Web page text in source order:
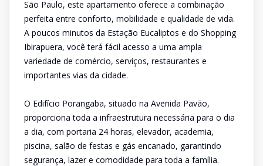
São Paulo, este apartamento oferece a combinação
perfeita entre conforto, mobilidade e qualidade de vida.
A poucos minutos da Estação Eucaliptos e do Shopping
Ibirapuera, você terá fácil acesso a uma ampla
variedade de comércio, serviços, restaurantes e
importantes vias da cidade.
O Edifício Porangaba, situado na Avenida Pavão,
proporciona toda a infraestrutura necessária para o dia
a dia, com portaria 24 horas, elevador, academia,
piscina, salão de festas e gás encanado, garantindo
segurança, lazer e comodidade para toda a família.